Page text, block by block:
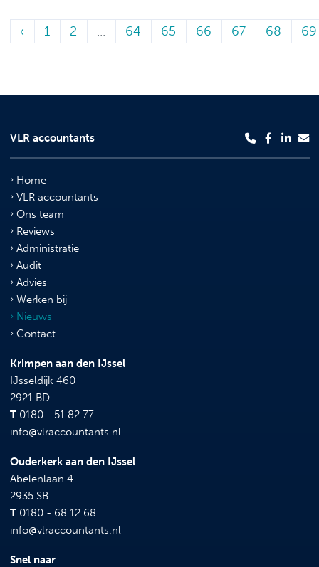
gift. De Belastingdienst heeft hierover
voorwaarden sprake kan zijn van een
‹ 1 2 ... 64 65 66 67 68 69
VLR accountants
Home
VLR accountants
Ons team
Reviews
Administratie
Audit
Advies
Werken bij
Nieuws
Contact
Krimpen aan den IJssel
IJsseldijk 460
2921 BD
T0180 - 51 82 77
info@vlraccountants.nl
Ouderkerk aan den IJssel
Abelenlaan 4
2935 SB
T0180 - 68 12 68
info@vlraccountants.nl
Snel naar